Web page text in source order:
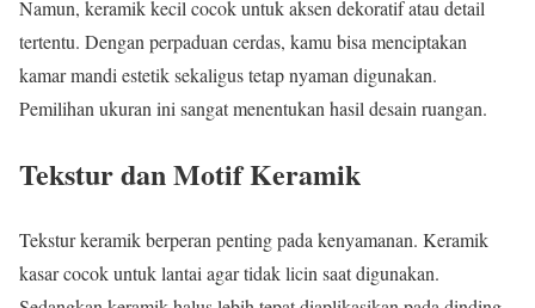
Namun, keramik kecil cocok untuk aksen dekoratif atau detail
tertentu. Dengan perpaduan cerdas, kamu bisa menciptakan
kamar mandi estetik sekaligus tetap nyaman digunakan.
Pemilihan ukuran ini sangat menentukan hasil desain ruangan.
Tekstur dan Motif Keramik
Tekstur keramik berperan penting pada kenyamanan. Keramik
kasar cocok untuk lantai agar tidak licin saat digunakan.